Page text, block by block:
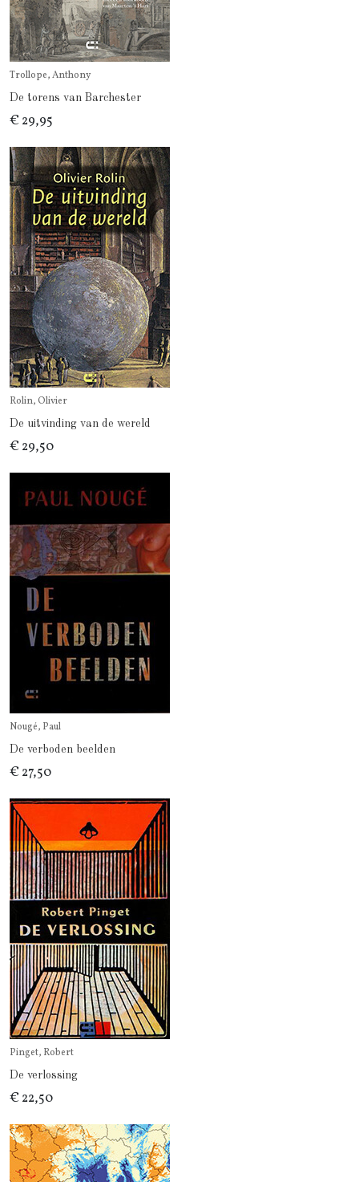
Trollope, Anthony
De torens van Barchester
€ 29,95
Rolin, Olivier
De uitvinding van de wereld
€ 29,50
Nougé, Paul
De verboden beelden
€ 27,50
Pinget, Robert
De verlossing
€ 22,50